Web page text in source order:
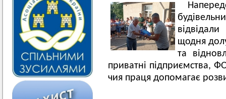
щодня
та
приватні підприємства,
чия праця допомагає